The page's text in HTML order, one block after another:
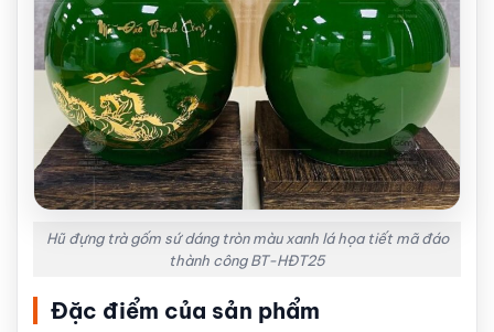
Hũ đựng trà gốm sứ dáng tròn màu xanh lá họa tiết mã đáo
thành công BT-HĐT25
Đặc điểm của sản phẩm